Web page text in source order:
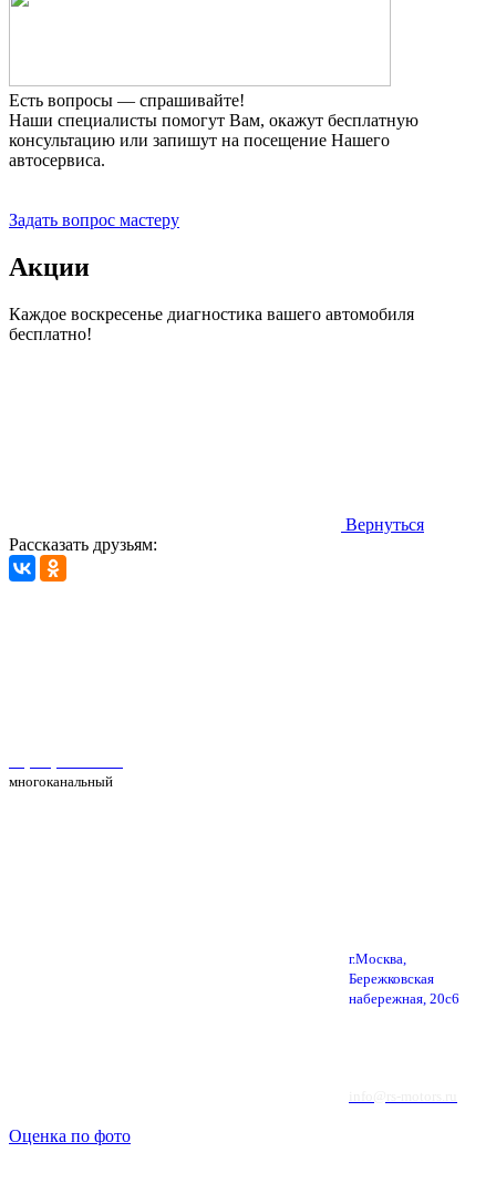
Есть вопросы — спрашивайте!
Наши специалисты помогут Вам, окажут бесплатную
консультацию или запишут на посещение Нашего
автосервиса.
Задать вопрос мастеру
Акции
Каждое воскресенье диагностика вашего автомобиля
бесплатно!
Вернуться
Рассказать друзьям:
многоканальный
г.Москва,
Бережковская
набережная, 20с6
Оценка по фото